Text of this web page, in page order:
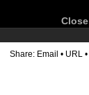
Close
Share: Email • URL •